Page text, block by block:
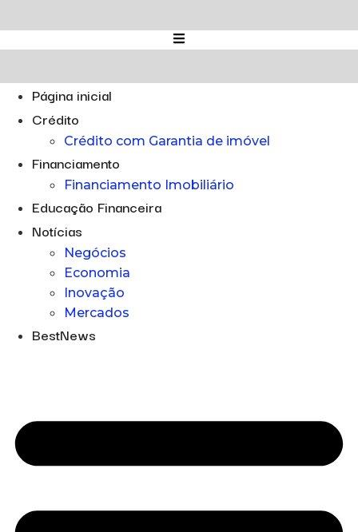
para
o
Página inicial
Crédito
Crédito com Garantia de imóvel
Financiamento
Financiamento Imobiliário
Educação Financeira
Notícias
Negócios
Economia
Inovação
Mercados
BestNews